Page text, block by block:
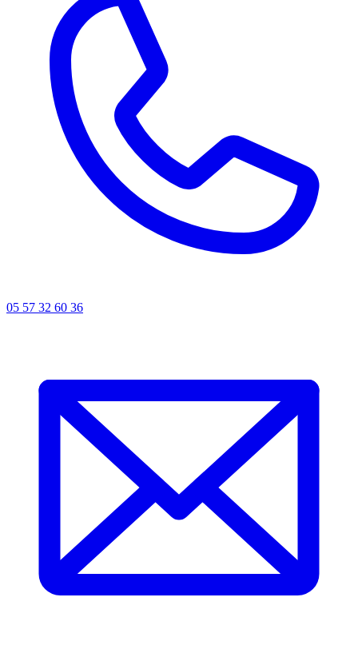
05 57 32 60 36